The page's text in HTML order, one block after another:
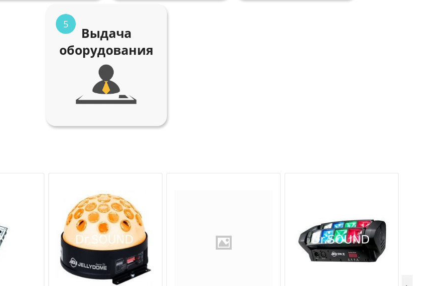
5
Выдача
оборудования